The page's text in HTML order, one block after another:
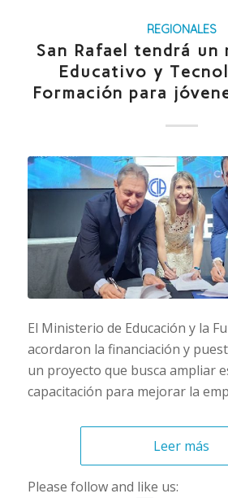
REGIONALES
San Rafael tendrá un
Educativo y
Formación para
El Ministerio de Educación y la
acordaron la financiación y
un proyecto que busca ampliar
capacitación para mejorar la
Leer más
Please follow and like us: